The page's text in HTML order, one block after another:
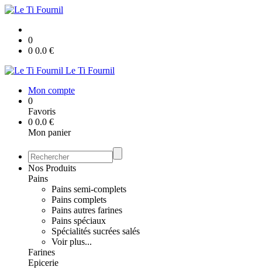
0
0 0.0 €
Le Ti Fournil
Mon compte
0
Favoris
0 0.0 €
Mon panier
Nos Produits
Pains
Pains semi-complets
Pains complets
Pains autres farines
Pains spéciaux
Spécialités sucrées salés
Voir plus...
Farines
Epicerie